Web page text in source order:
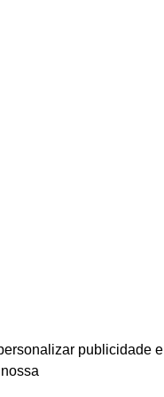
publicidade e